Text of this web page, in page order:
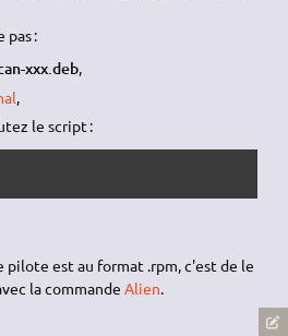
pas :
xxx.deb,
,
le script :
est au format .rpm, c'est de le
la commandeAlien.